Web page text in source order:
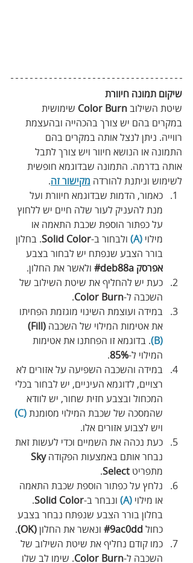
שיקום תמונה חיוורת
שיטת השילוב Color Burn שימושית
במקרים בהם יש צורך בהכהייה ובהעצמת
רווייה. ניתן לנצל אותה במקרים בהם
התמונה או הנושא חיוור ויש צורך לתבל
אותה בדרמה. התמונה שבדוגמא חופשית
לשימוש וניתנת להורדה מקישור זה.
כאמור, הדמות שבדוגמא חיוורת ועל
מנת להעניק לעור שלה חיים יש ללחוץ
על כפתור הוספת שכבת התאמה או
מילוי (A) ולבחור ב-Solid Color. בחלון
בורר הצבע שנפתח יש לבחור בצבע
אפרסק deb88a#
ולאשר את החלון.
כעת יש להחליף את שיטת השילוב של
השכבה ל-Color Burn
.
במידה ועוצמת השינוי מוגזמת הפחיתו
את אטימות המילוי של השכבה (Fill)
(B)
. בדוגמא זו הפחתנו את אטימות
המילוי ל-85%
.
במידה והשכבה השפיעה על אזורים לא
רצויים, לדוגמא העיניים, יש לבחור בכלי
המכחול ובצבע חזית שחור, יש לוודא
שהמסכה של שכבת המילוי מסומנת (C)
ויש לצבוע אזורים אלו.
כעת נכהה את השמיים וכדי לעשות זאת
נבחר אותם באמצעות הפקודה Sky
מתפריט Select
.
נלחץ על כפתור הוספת שכבת התאמה
או מילוי (A) ונבחר ב-Solid Color
.
בחלון בורר הצבע שנפתח נבחר בצבע
כחול 9ac0dd# ונאשר את החלון (OK)
.
כמו קודם נחליף את שיטת השילוב של
השכבה ל-Color Burn. שימו לב שלו